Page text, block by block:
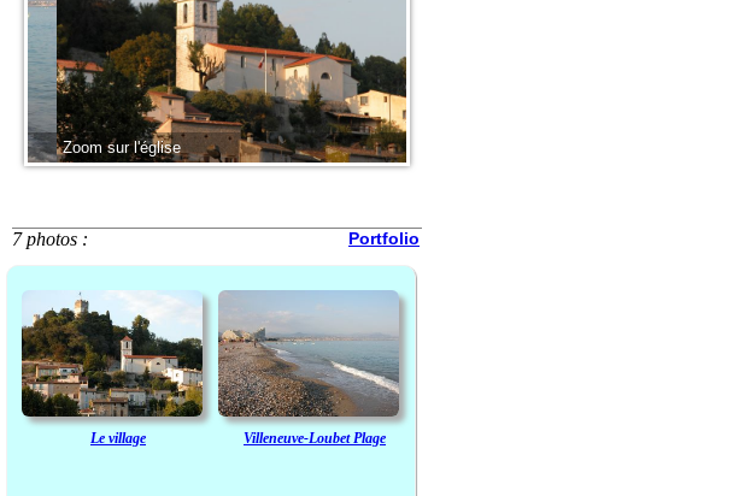
Zoom sur l'église
7 photos : Portfolio
Le village Villeneuve-Loubet Plage